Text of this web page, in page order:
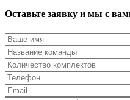
Оставьте заявку и мы с